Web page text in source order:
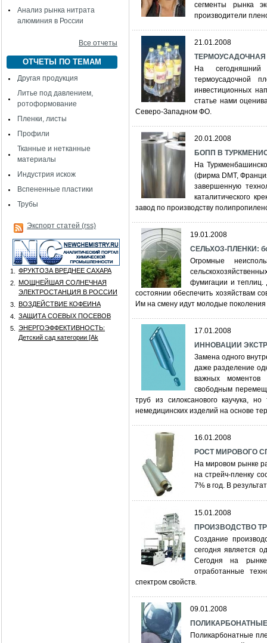
Анализ рынка нитрата
алюминия в России
Все отчеты
ОТЧЕТЫ ПО ТЕМАМ
Другая продукция
Литье под давлением,
ротоформование
Пленки, листы
Профили
Тканные и нетканные
материалы
Индустрия искож
Вспененные пластики
Трубы
Экспорт статей (rss)
1.
ФРУКТОЗА ВРЕДНЕЕ САХАРА
2.
МОЩНЕЙШАЯ СОЛНЕЧНАЯ
ЭЛЕКТРОСТАНЦИЯ В РОССИИ
3.
ВОЗДЕЙСТВИЕ КОФЕИНА
4.
ЗАЩИТА СОЕВЫХ ПОСЕВОВ
5.
ЭНЕРГОЭФФЕКТИВНОСТЬ:
Детский сад категории [Аk
сегменты рынка
производители
21.01.2008
На сегодняшний
термоусадочной
инвестиционных
статье нами
Северо-Западном ФО.
20.01.2008
БОПП В
На
(фирма DMT,
завершенную
каталитического
завод по производству
19.01.2008
СЕЛЬХОЗ-ПЛЕНКИ:
Огромные
фумигации и
состоянии обеспечить хозяйствам
Им на смену идут молодые
17.01.2008
ИННОВАЦИИ
Замена одного
даже разделение
важных моментов
свободным
труб из силоксанового каучука,
немедицинских изделий на основе
16.01.2008
РОСТ МИРОВОГО
На мировом рынке
на стрейч-пленку
7% в год. В
15.01.2008
ПРОИЗВОДСТВО
Создание
сегодня является
Сегодня на
отработанные
спектром свойств.
09.01.2008
Поликарбонатные